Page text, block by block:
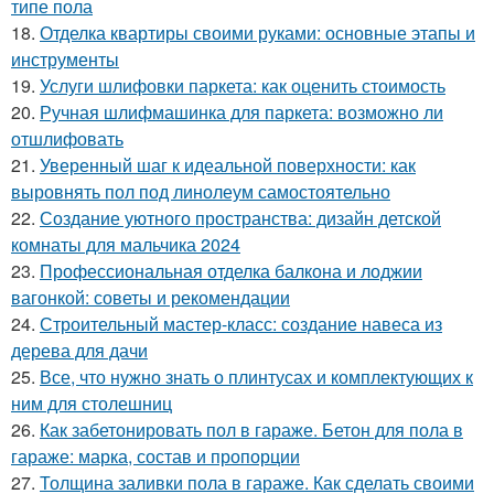
типе пола
18. Отделка квартиры своими руками: основные этапы и
инструменты
19. Услуги шлифовки паркета: как оценить стоимость
20. Ручная шлифмашинка для паркета: возможно ли
отшлифовать
21. Уверенный шаг к идеальной поверхности: как
выровнять пол под линолеум самостоятельно
22. Создание уютного пространства: дизайн детской
комнаты для мальчика 2024
23. Профессиональная отделка балкона и лоджии
вагонкой: советы и рекомендации
24. Строительный мастер-класс: создание навеса из
дерева для дачи
25. Все, что нужно знать о плинтусах и комплектующих к
ним для столешниц
26. Как забетонировать пол в гараже. Бетон для пола в
гараже: марка, состав и пропорции
27. Толщина заливки пола в гараже. Как сделать своими